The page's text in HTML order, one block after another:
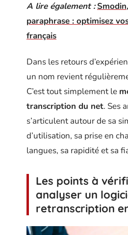
A lire également :
paraphrase : optimisez
français
Dans les retours
un nom revient
C’est tout simplement le
transcription du net. Ses
s’articulent autour de sa
d’utilisation, sa prise en
langues, sa rapidité et sa
Les points à
analyser un
retranscription